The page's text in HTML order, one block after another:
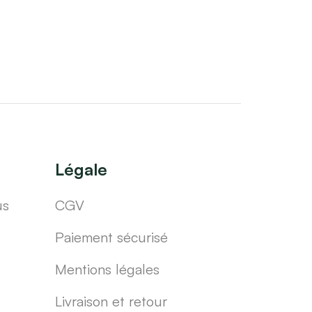
Légale
CGV
Paiement sécurisé
Mentions légales
Livraison et retour